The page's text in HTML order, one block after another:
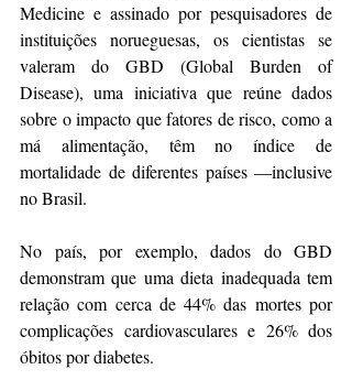
Medicine e assinado por pesquisadores de
instituições norueguesas, os cientistas se
valeram do GBD (Global Burden of
Disease), uma iniciativa que reúne dados
sobre o impacto que fatores de risco, como a
má alimentação, têm no índice de
mortalidade de diferentes países —inclusive
no Brasil.
No país, por exemplo, dados do GBD
demonstram que uma dieta inadequada tem
relação com cerca de 44% das mortes por
complicações cardiovasculares e 26% dos
óbitos por diabetes.